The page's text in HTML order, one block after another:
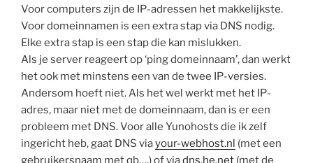
Voor computers zijn de IP-adressen het makkelijkste.
Voor domeinnamen is een extra stap via DNS nodig.
Elke extra stap is een stap die kan mislukken.
Als je server reageert op ‘ping domeinnaam’, dan werkt
het ook met minstens een van de twee IP-versies.
Andersom hoeft niet. Als het wel werkt met het IP-
adres, maar niet met de domeinnaam, dan is er een
probleem met DNS. Voor alle Yunohosts die ik zelf
ingericht heb, gaat DNS viayour-webhost.nl (met een
gebruikersnaam met qb….) of viadns.he.net (met de